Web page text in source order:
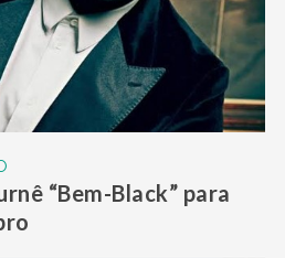
“Bem-Black” para